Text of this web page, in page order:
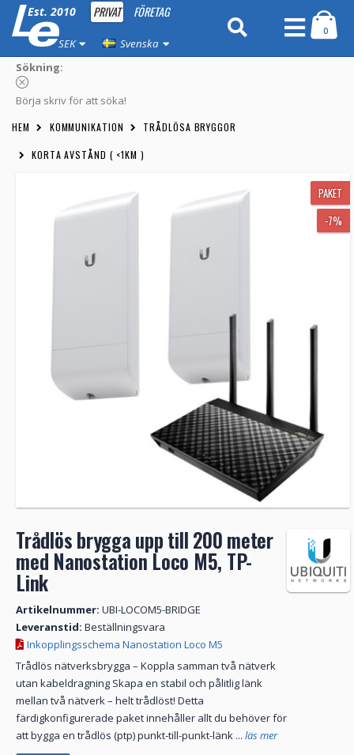
Est. 2010 PRIVAT FÖRETAG
SEK Svenska
0
Sökning:
Börja skriv för att söka!
HEM KOMMUNIKATION TRÅDLÖSA BRYGGOR
KORTA AVSTÅND ( <1KM )
PAKET
-7%
Trådlös brygga upp till 200 meter
med Nanostation Loco M5, TP-
Link
Artikelnummer: UBI-LOCOM5-BRIDGE
Leveranstid: Beställningsvara
Inkopplingsschema Nanostation Loco M5
Trådlös nätverksbrygga – Koppla samman två nätverk
utan kabeldragning Skapa en stabil och pålitlig länk
mellan två nätverk – helt trådlöst! Detta
färdigkonfigurerade paket innehåller allt du behöver för
att bygga en trådlös (ptp) punkt-till-punkt-länk ... läs mer